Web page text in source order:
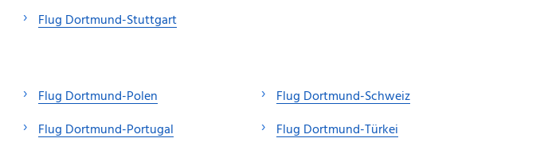
Flug Dortmund-Stuttgart
Flug Dortmund-Polen
Flug Dortmund-Portugal
Flug Dortmund-Schweiz
Flug Dortmund-Türkei